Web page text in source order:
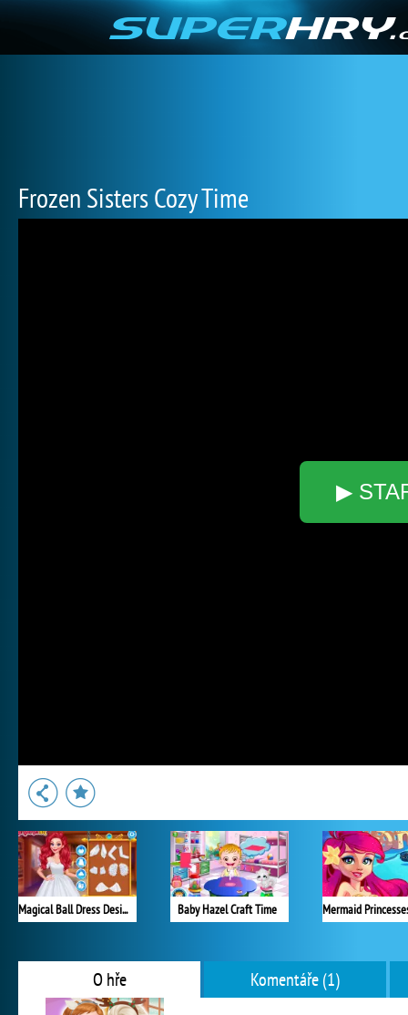
Frozen Sisters Cozy Time
▶
Magical Ball Dress Design Baby Hazel Craft Time
O hře Komentáře (1)